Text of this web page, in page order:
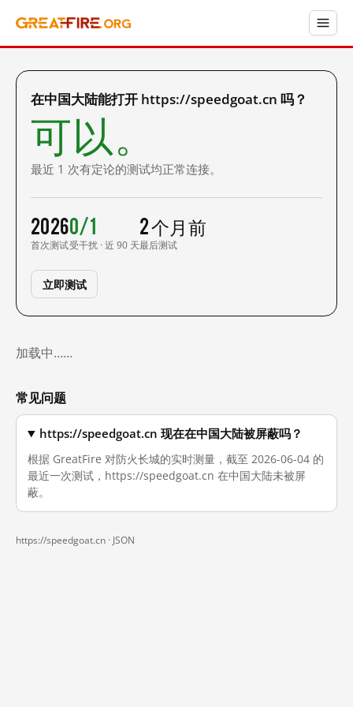
在中国大陆能打开 https://speedgoat.cn 吗？
可以。
最近 1 次有定论的测试均正常连接。
2026
首次测试
0/1
受干扰 · 近 90 天
2 个月前
最后测试
立即测试
加载中……
常见问题
https://speedgoat.cn 现在在中国大陆被屏蔽吗？
根据 GreatFire 对防火长城的实时测量，截至 2026-06-04 的
最近一次测试，https://speedgoat.cn 在中国大陆未被屏
蔽。
https://speedgoat.cn · JSON